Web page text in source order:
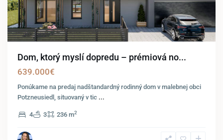
Dom, ktorý myslí dopredu – prémiová no...
639.000€
Ponúkame na predaj nadštandardný rodinný dom v malebnej obci
Potzneusiedl, situovaný v tic ...
4 3 236 m2